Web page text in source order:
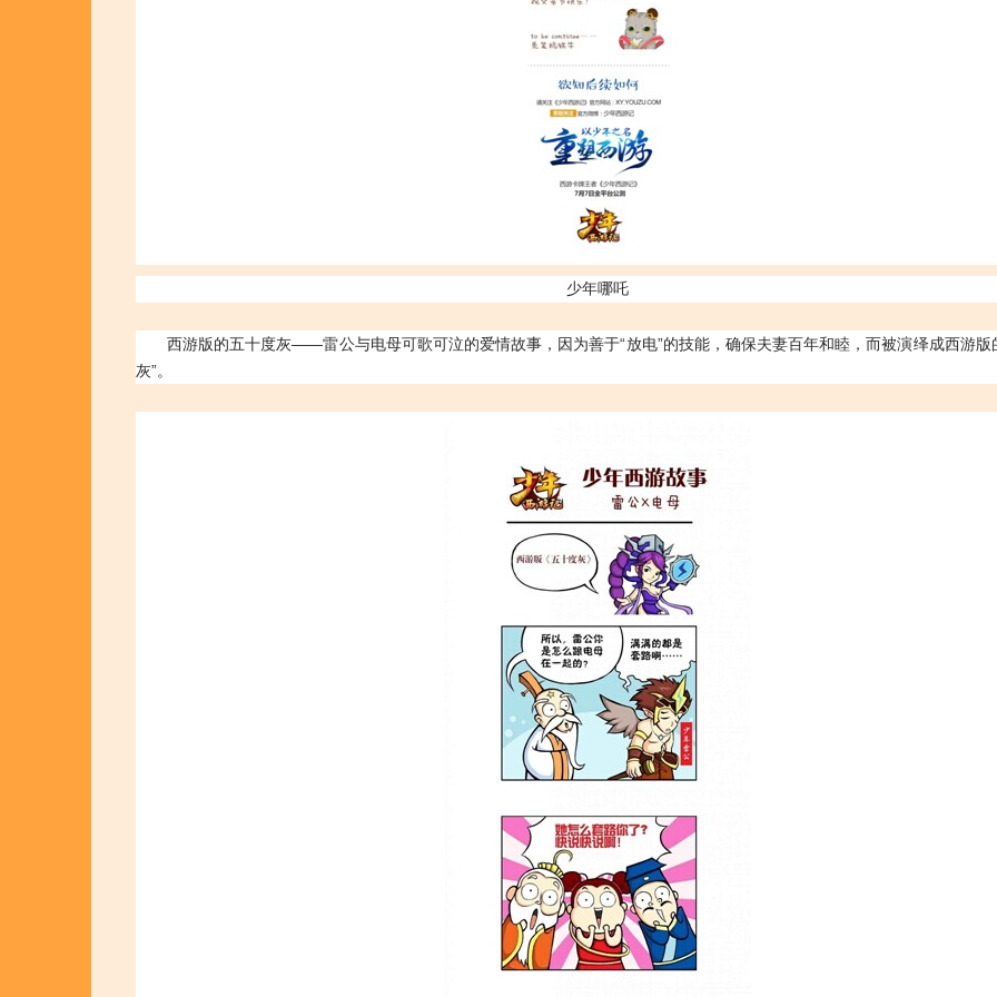
少年哪吒
西游版的五十度灰——雷公与电母可歌可泣的爱情故事，因为善于“放电”的技能，确保夫妻百年和睦，而被演绎成西游版
灰”。